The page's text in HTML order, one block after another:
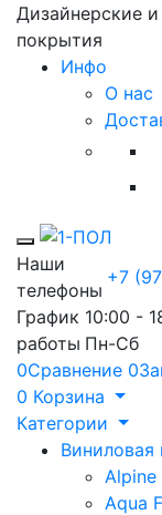
Дизайнерские
покрытия
Инфо
О нас
Toggle mobile
Наши
телефоны
+7
График
работы
10:00 -
Пн-Сб
0Сравнение 0
0 Корзина
Категории
Виниловая
Alpine
Aqua